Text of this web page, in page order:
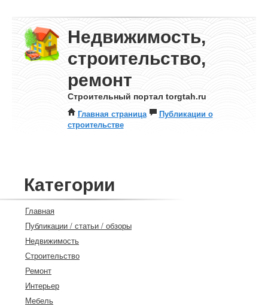
Недвижимость,
строительство,
ремонт
Строительный портал torgtah.ru
Главная страница
Публикации о
строительстве
Категории
Главная
Публикации / статьи / обзоры
Недвижимость
Строительство
Ремонт
Интерьер
Мебель